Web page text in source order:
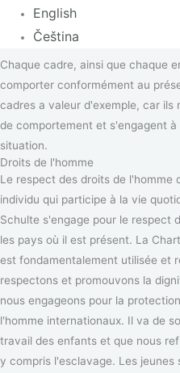
English
Čeština
comment nous nous
l'environnement.
Chaque cadre, ainsi que chaque
comporter conformément au
cadres a valeur d'exemple, car
de comportement et s'engagent
situation.
Droits de l'homme
Le respect des droits de l'homme
individu qui participe à la vie
Schulte s'engage pour le respect
les pays où il est présent. La
est fondamentalement utilisée et
respectons et promouvons la
nous engageons pour la
l'homme internationaux. Il va de
travail des enfants et que nous
y compris l'esclavage. Les jeunes